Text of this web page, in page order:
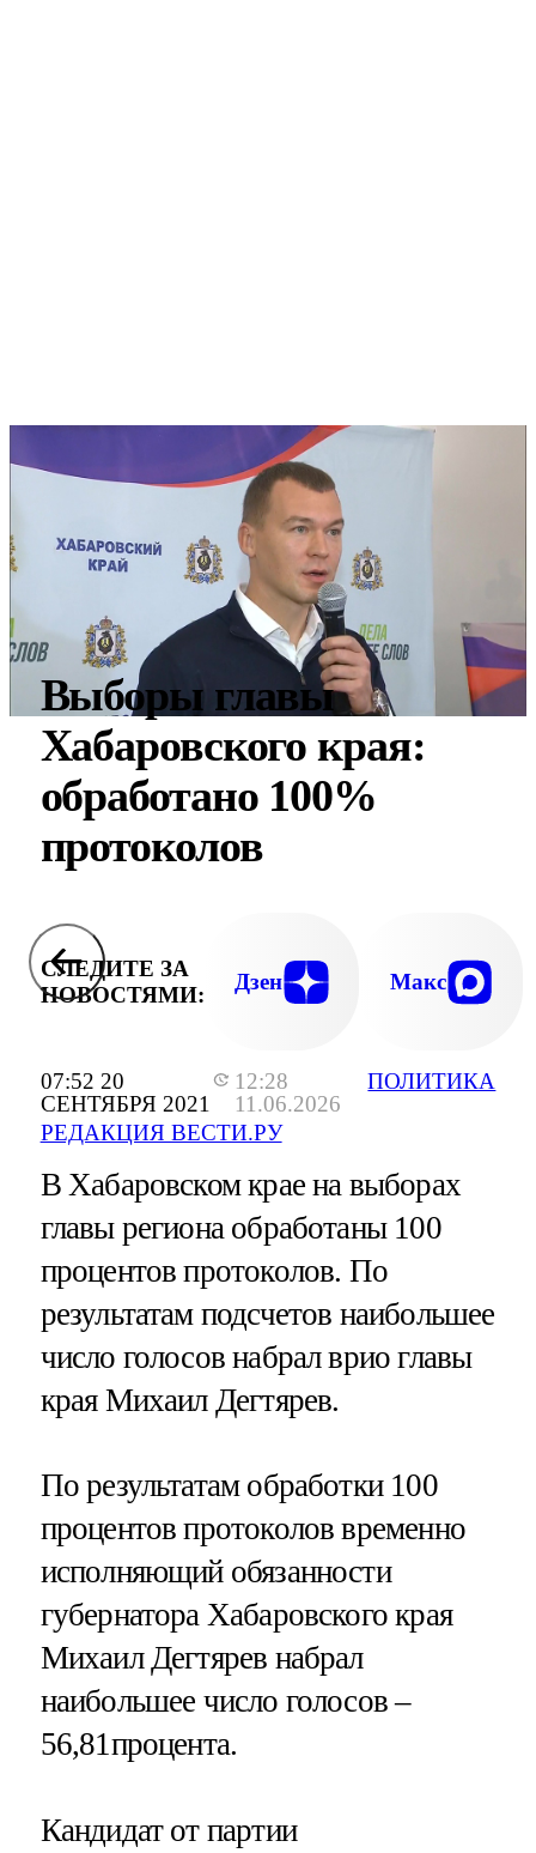
07:52 20
СЕНТЯБРЯ 2021
12:28
11.06.2026
РЕДАКЦИЯ ВЕСТИ.РУ
ПОЛИТИКА
Выборы главы
Хабаровского края:
обработано 100%
протоколов
СЛЕДИТЕ ЗА
НОВОСТЯМИ:
Дзен Макс
В Хабаровском крае на выборах
главы региона обработаны 100
процентов протоколов. По
результатам подсчетов наибольшее
число голосов набрал врио главы
края Михаил Дегтярев.
По результатам обработки 100
процентов протоколов временно
исполняющий обязанности
губернатора Хабаровского края
Михаил Дегтярев набрал
наибольшее число голосов –
56,81процента.
Кандидат от партии